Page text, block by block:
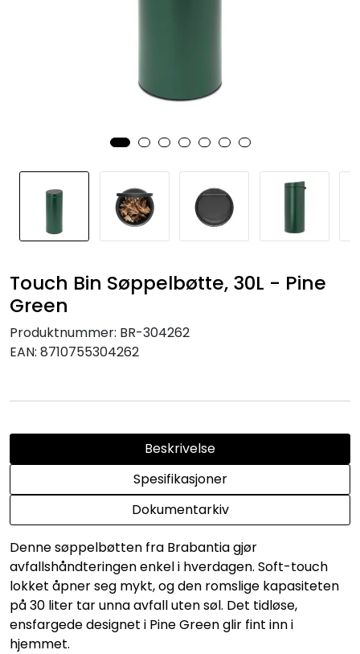
Touch Bin Søppelbøtte, 30L - Pine
Green
Produktnummer: BR-304262
EAN: 8710755304262
Beskrivelse
Spesifikasjoner
Dokumentarkiv
Denne søppelbøtten fra Brabantia gjør
avfallshåndteringen enkel i hverdagen. Soft-touch
lokket åpner seg mykt, og den romslige kapasiteten
på 30 liter tar unna avfall uten søl. Det tidløse,
ensfargede designet i Pine Green glir fint inn i
hjemmet.